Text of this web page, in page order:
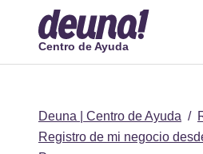
Centro de Ayuda
Deuna | Centro de Ayuda
Registro de mi negocio